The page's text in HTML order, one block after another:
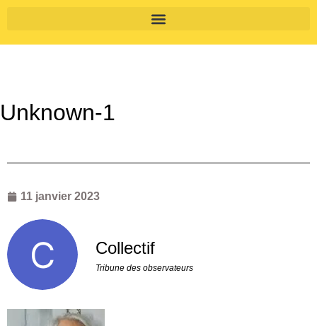
Unknown-1
11 janvier 2023
Collectif
Tribune des observateurs